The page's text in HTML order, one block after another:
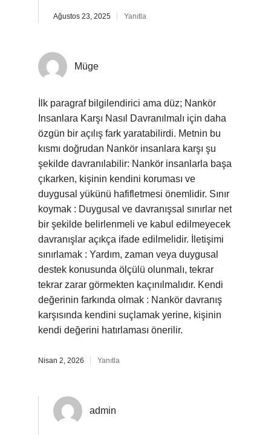
Ağustos 23, 2025 Yanıtla
Müge
İlk paragraf bilgilendirici ama düz; Nankör
Insanlara Karşı Nasıl Davranılmalı için daha
özgün bir açılış fark yaratabilirdi. Metnin bu
kısmı doğrudan Nankör insanlara karşı şu
şekilde davranılabilir: Nankör insanlarla başa
çıkarken, kişinin kendini koruması ve
duygusal yükünü hafifletmesi önemlidir. Sınır
koymak : Duygusal ve davranışsal sınırlar net
bir şekilde belirlenmeli ve kabul edilmeyecek
davranışlar açıkça ifade edilmelidir. İletişimi
sınırlamak : Yardım, zaman veya duygusal
destek konusunda ölçülü olunmalı, tekrar
tekrar zarar görmekten kaçınılmalıdır. Kendi
değerinin farkında olmak : Nankör davranış
karşısında kendini suçlamak yerine, kişinin
kendi değerini hatırlaması önerilir.
Nisan 2, 2026 Yanıtla
admin